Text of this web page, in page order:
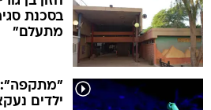
בסכנת
מתעלם"
"מתקפה":
ילדים